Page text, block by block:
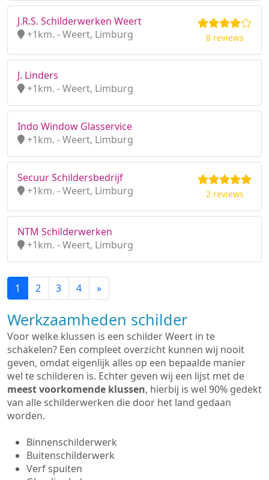
J.R.S. Schilderwerken Weert
+1km. - Weert, Limburg
8 reviews
J. Linders
+1km. - Weert, Limburg
Indo Window Glasservice
+1km. - Weert, Limburg
Secuur Schildersbedrijf
+1km. - Weert, Limburg
2 reviews
NTM Schilderwerken
+1km. - Weert, Limburg
1 2 3 4 »
Werkzaamheden schilder
Voor welke klussen is een schilder Weert in te
schakelen? Een compleet overzicht kunnen wij nooit
geven, omdat eigenlijk alles op een bepaalde manier
wel te schilderen is. Echter geven wij een lijst met de
meest voorkomende klussen, hierbij is wel 90% gedekt
van alle schilderwerken die door het land gedaan
worden.
Binnenschilderwerk
Buitenschilderwerk
Verf spuiten